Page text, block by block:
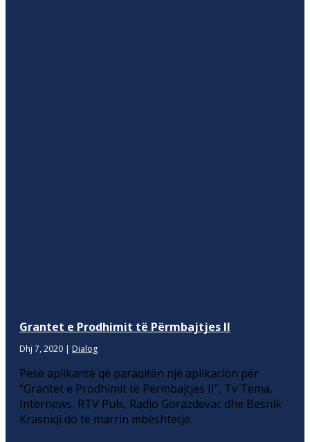
Grantet e Prodhimit të Përmbajtjes II
Dhj 7, 2020 | Dialog
Pesë aplikantë që paraqitën një aplikacion për
“Grantet e Prodhimit të Përmbajtjes II”, Tv Tema,
Internews, RTV Puls, Radio Gorazdevac dhe Besnik
Krasniqi do të marrin mbështetje.